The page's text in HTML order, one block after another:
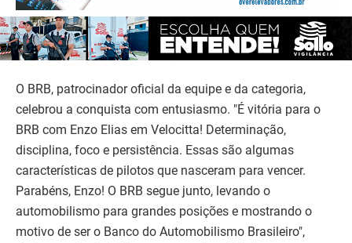
O BRB, patrocinador oficial da equipe e da categoria,
celebrou a conquista com entusiasmo. "É vitória para o
BRB com Enzo Elias em Velocitta! Determinação,
disciplina, foco e persistência. Essas são algumas
características de pilotos que nasceram para vencer.
Parabéns, Enzo! O BRB segue junto, levando o
automobilismo para grandes posições e mostrando o
motivo de ser o Banco do Automobilismo Brasileiro",